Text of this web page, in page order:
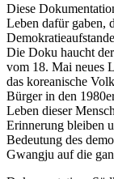
Diese
Leben dafür gaben,
Die Doku haucht
vom 18. Mai neues
das koreanische
Bürger in den
Leben dieser
Erinnerung bleiben
Bedeutung des
Gwangju auf die